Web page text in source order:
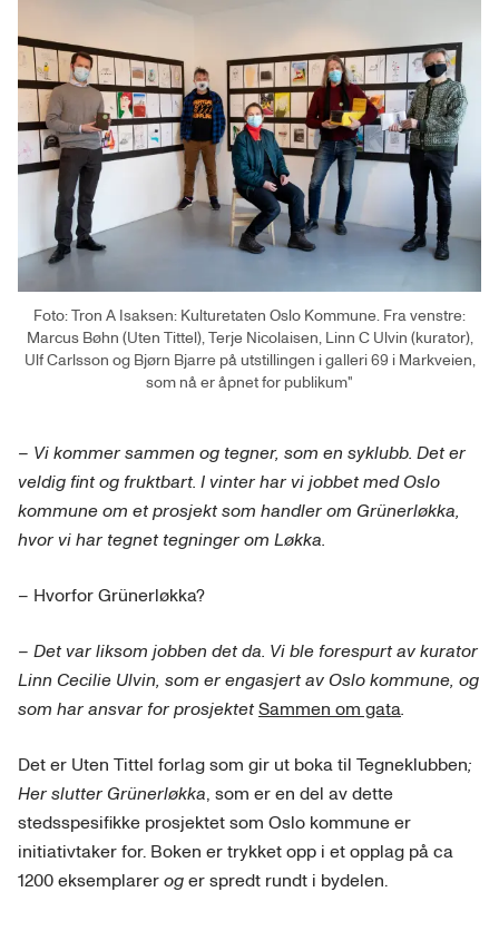
Foto: Tron A Isaksen: Kulturetaten Oslo Kommune. Fra venstre:
Marcus Bøhn (Uten Tittel), Terje Nicolaisen, Linn C Ulvin (kurator),
Ulf Carlsson og Bjørn Bjarre på utstillingen i galleri 69 i Markveien,
som nå er åpnet for publikum"
– Vi kommer sammen og tegner, som en syklubb. Det er
veldig fint og fruktbart. I vinter har vi jobbet med Oslo
kommune om et prosjekt som handler om Grünerløkka,
hvor vi har tegnet tegninger om Løkka.
– Hvorfor Grünerløkka?
– Det var liksom jobben det da. Vi ble forespurt av kurator
Linn Cecilie Ulvin, som er engasjert av Oslo kommune, og
som har ansvar for prosjektetSammen om gata.
Det er Uten Tittel forlag som gir ut boka til Tegneklubben;
Her slutter Grünerløkka, som er en del av dette
stedsspesifikke prosjektet som Oslo kommune er
initiativtaker for. Boken er trykket opp i et opplag på ca
1200 eksemplareroger spredt rundt i bydelen.